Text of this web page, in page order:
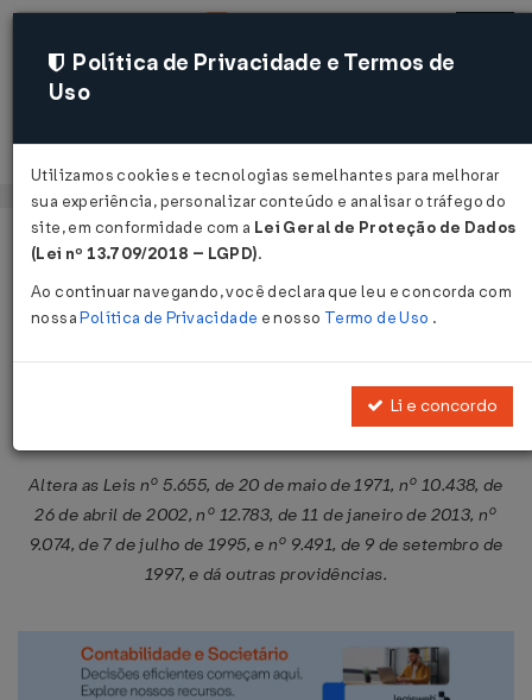
Acessar
Página Inicial Legislações
Medida Provisória Nº 735 DE
Altera as Leis nº 5.655, de 20 de maio de 1971, nº 10.438, de
26 de abril de 2002, nº 12.783, de 11 de janeiro de 2013, nº
9.074, de 7 de julho de 1995, e nº 9.491, de 9 de setembro de
1997, e dá outras providências.
Política de Privacidade e Termos de
Uso
Utilizamos cookies e tecnologias semelhantes para melhorar
sua experiência, personalizar conteúdo e analisar o tráfego do
site, em conformidade com a Lei Geral de Proteção de Dados
(Lei nº 13.709/2018 – LGPD).
Ao continuar navegando, você declara que leu e concorda com
nossaPolítica de Privacidade e nosso Termo de Uso .
Li e concordo